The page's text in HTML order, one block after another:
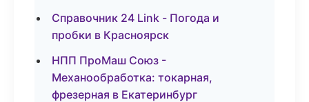
Справочник 24 Link - Погода и
пробки в Красноярск
НПП ПроМаш Союз -
Механообработка: токарная,
фрезерная в Екатеринбург